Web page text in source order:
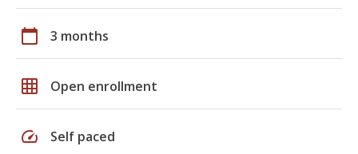
calendar_today 3 months
grid_on Open enrollment
speed Self paced